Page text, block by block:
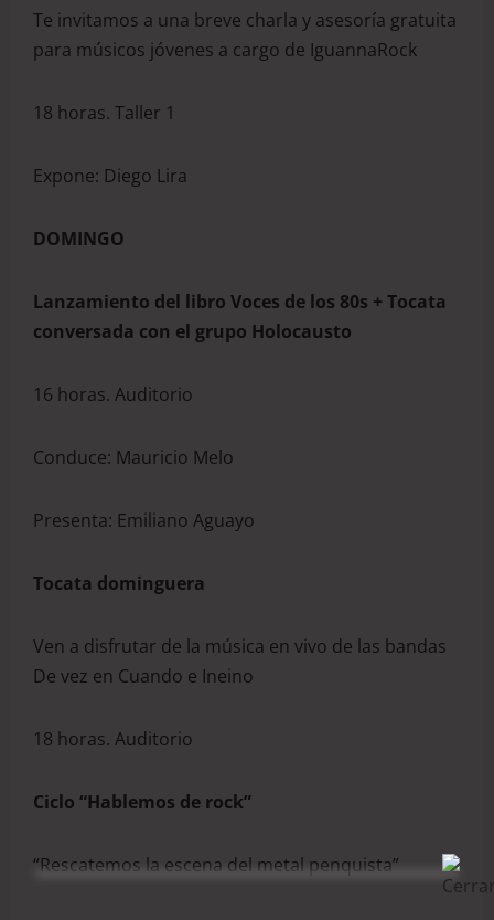
Te invitamos a una breve charla y asesoría gratuita
para músicos jóvenes a cargo de IguannaRock
18 horas. Taller 1
Expone: Diego Lira
DOMINGO
Lanzamiento del libro Voces de los 80s + Tocata
conversada con el grupo Holocausto
16 horas. Auditorio
Conduce: Mauricio Melo
Presenta: Emiliano Aguayo
Tocata dominguera
Ven a disfrutar de la música en vivo de las bandas
De vez en Cuando e Ineino
18 horas. Auditorio
Ciclo “Hablemos de rock”
“Rescatemos la escena del metal penquista”